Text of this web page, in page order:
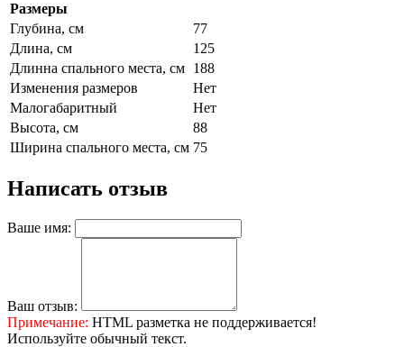
Размеры
Глубина, см
77
Длина, см
125
Длинна спального места, см 188
Изменения размеров
Нет
Малогабаритный
Нет
Высота, см
88
Ширина спального места, см 75
Написать отзыв
Ваше имя:
Ваш отзыв:
Примечание: HTML разметка не поддерживается!
Используйте обычный текст.